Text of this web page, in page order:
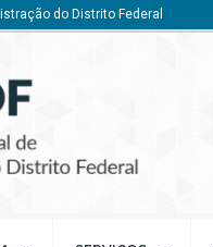
do Distrito Federal